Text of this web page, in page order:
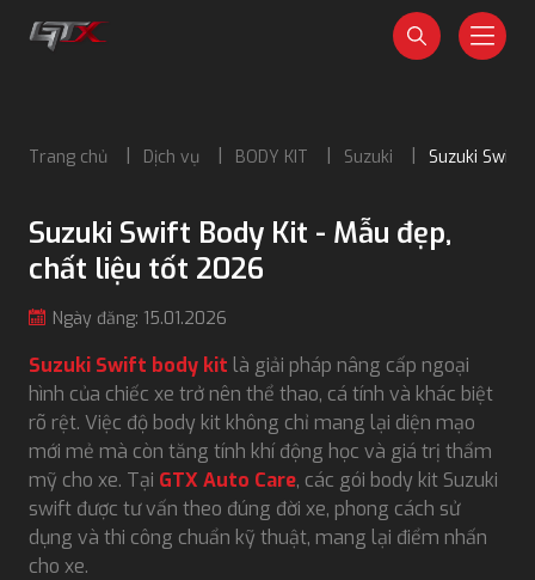
Trang chủ Dịch vụ BODY KIT Suzuki Suzuki Swift
Suzuki Swift Body Kit - Mẫu đẹp,
chất liệu tốt 2026
Ngày đăng: 15.01.2026
Suzuki Swift body kit là giải pháp nâng cấp ngoại
hình của chiếc xe trở nên thể thao, cá tính và khác biệt
rõ rệt. Việc độ body kit không chỉ mang lại diện mạo
mới mẻ mà còn tăng tính khí động học và giá trị thẩm
mỹ cho xe. Tại GTX Auto Care, các gói body kit Suzuki
swift được tư vấn theo đúng đời xe, phong cách sử
dụng và thi công chuẩn kỹ thuật, mang lại điểm nhấn
cho xe.